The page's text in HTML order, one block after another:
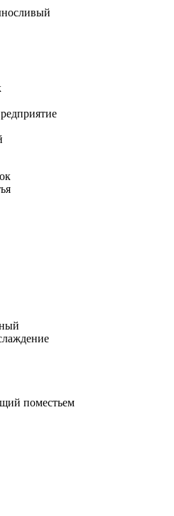
поместьем